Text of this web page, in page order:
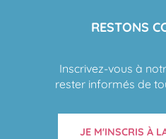
RESTONS
Inscrivez-vous à
rester informés de
JE M'INSCRIS À